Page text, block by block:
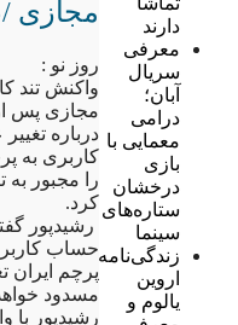
دارند
معرفی
سریال
آبان؛
درامی
معمایی با
بازی
درخشان
ستاره‌های
سینما
زندگی‌نامه
اروین
یالوم و
روز نو :
واکنش تند
مجازی پس
درباره
کاربری به
را مجبور
کرد.
رشیدپور
حساب
پرچم ایران
مسدود
رشیدپور با